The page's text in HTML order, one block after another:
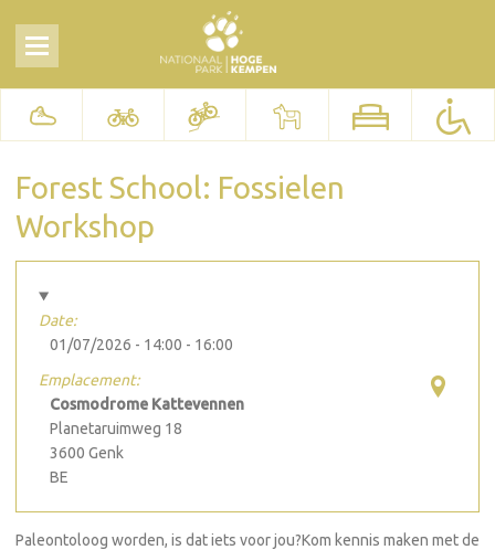
Forest School: Fossielen
Workshop
Date:
01/07/2026 - 14:00 - 16:00
Emplacement:
Cosmodrome Kattevennen
Planetaruimweg 18
3600 Genk
BE
Paleontoloog worden, is dat iets voor jou?Kom kennis maken met de